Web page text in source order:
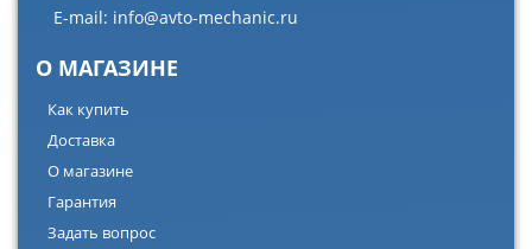
E-mail: info@avto-mechanic.ru
О МАГАЗИНЕ
Как купить
Доставка
О магазине
Гарантия
Задать вопрос